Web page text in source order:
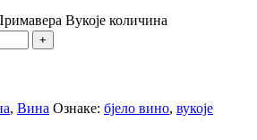
Вукоје количина
, Вина Ознаке: бјело вино, вукоје